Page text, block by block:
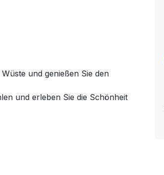
und genießen Sie den
und erleben Sie die Schönheit